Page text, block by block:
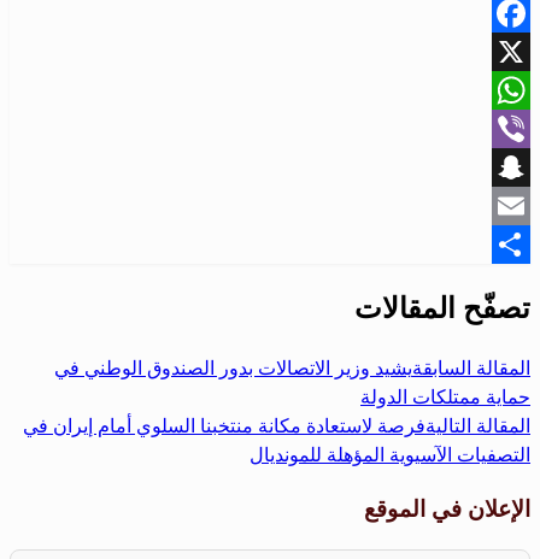
Facebook
X
WhatsApp
Viber
Snapchat
Email
تصفّح المقالات
المقالة السابقةيشيد وزير الاتصالات بدور الصندوق الوطني في
حماية ممتلكات الدولة
المقالة التاليةفرصة لاستعادة مكانة منتخبنا السلوي أمام إيران في
التصفيات الآسيوية المؤهلة للمونديال
الإعلان في الموقع